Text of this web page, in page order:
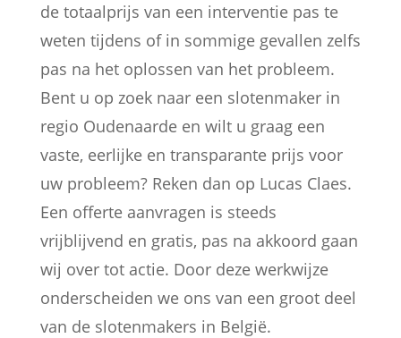
de totaalprijs van een interventie pas te
weten tijdens of in sommige gevallen zelfs
pas na het oplossen van het probleem.
Bent u op zoek naar een slotenmaker in
regio Oudenaarde en wilt u graag een
vaste, eerlijke en transparante prijs voor
uw probleem? Reken dan op Lucas Claes.
Een offerte aanvragen is steeds
vrijblijvend en gratis, pas na akkoord gaan
wij over tot actie. Door deze werkwijze
onderscheiden we ons van een groot deel
van de slotenmakers in België.